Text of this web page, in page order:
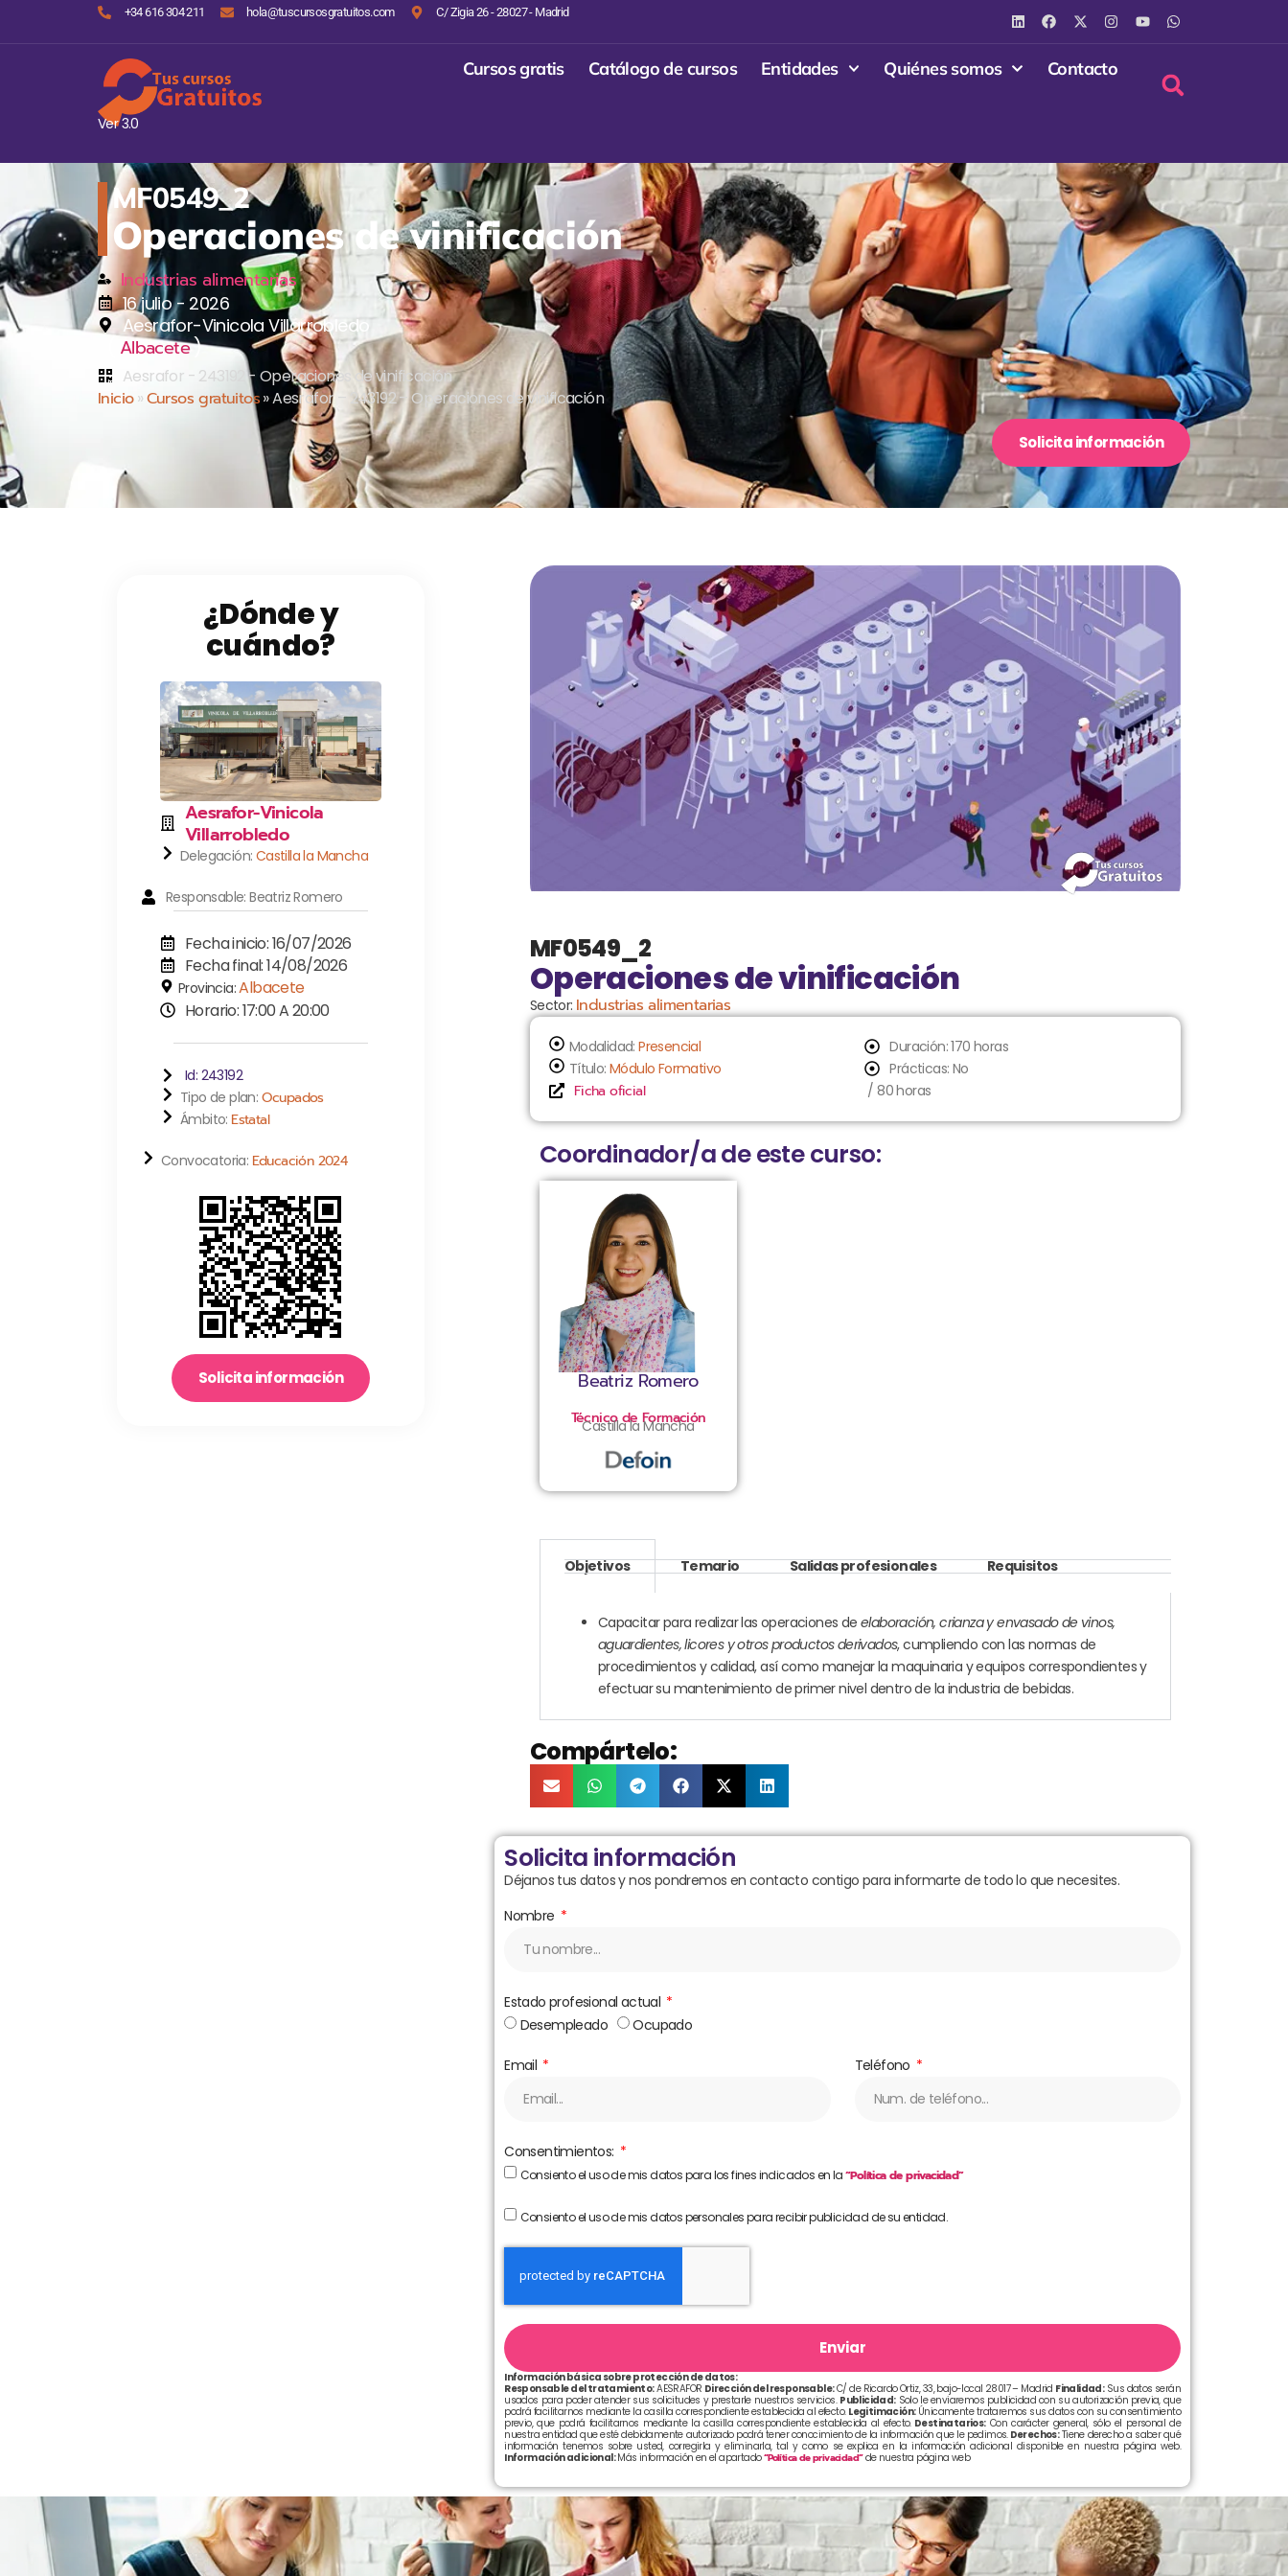
+34 616 304 211 hola@tuscursosgratuitos.com C/ Zigia 26 - 28027 - Madrid
Ver 3.0
Cursos gratis Catálogo de cursos Entidades Quiénes somos Contacto
MF0549_2
Operaciones de vinificación
Industrias alimentarias
16 julio - 2026
Aesrafor-Vinicola Villarrobledo
Albacete)
Aesrafor - 243192 - Operaciones de vinificación
Inicio»Cursos gratuitos»Aesrafor – 243192 – Operaciones de vinificación
Solicita información
¿Dónde y
cuándo?
Aesrafor-Vinicola
Villarrobledo
Delegación: Castilla la Mancha
Responsable: Beatriz Romero
Fecha inicio: 16/07/2026
Fecha final: 14/08/2026
Provincia:Albacete
Horario: 17:00 A 20:00
Id: 243192
Tipo de plan: Ocupados
Ámbito: Estatal
Convocatoria: Educación 2024
Solicita información
MF0549_2
Operaciones de vinificación
Sector: Industrias alimentarias
Modalidad:Presencial
Título:Módulo Formativo
Ficha oficial
Duración: 170 horas
Prácticas: No
/ 80 horas
Coordinador/a de este curso:
Beatriz Romero
Técnico de Formación
Castilla la Mancha
Objetivos Temario Salidas profesionales Requisitos
Capacitar para realizar las operaciones deelaboración, crianza y envasado de vinos,
aguardientes, licores y otros productos derivados, cumpliendo con las normas de
procedimientos y calidad, así como manejar la maquinaria y equipos correspondientes y
efectuar su mantenimiento de primer nivel dentro de la industria de bebidas.
Compártelo:
Solicita información
Déjanos tus datos y nos pondremos en contacto contigo para informarte de todo lo que necesites.
Nombre
Estado profesional actual
Desempleado
Ocupado
Email Teléfono
Consentimientos:
Consiento el uso de mis datos para los fines indicados en la“Política de privacidad”
Consiento el uso de mis datos personales para recibir publicidad de su entidad.
Enviar
Información básica sobre protección de datos:
Responsable del tratamiento:AESRAFOR Dirección del responsable:C/ de Ricardo Ortiz, 33, bajo-local 28017 – Madrid Finalidad:Sus datos serán
usados para poder atender sus solicitudes y prestarle nuestros servicios. Publicidad:Solo le enviaremos publicidad con su autorización previa, que
podrá facilitarnos mediante la casilla correspondiente establecida al efecto. Legitimación:Únicamente trataremos sus datos con su consentimiento
previo, que podrá facilitarnos mediante la casilla correspondiente establecida al efecto.Destinatarios:Con carácter general, sólo el personal de
nuestra entidad que esté debidamente autorizado podrá tener conocimiento de la información que le pedimos.Derechos:Tiene derecho a saber qué
información tenemos sobre usted, corregirla y eliminarla, tal y como se explica en la información adicional disponible en nuestra página web.
Información adicional:Más información en el apartado“Política de privacidad”de nuestra página web